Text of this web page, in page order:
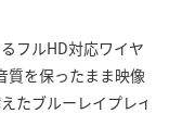
フルHD対応ワイヤレ
質を保ったまま映像
たブルーレイプレイ